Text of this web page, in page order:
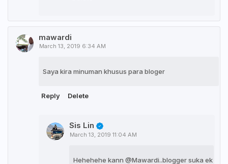
mawardi
March 13, 2019 6:34 AM
Saya kira minuman khusus para bloger
Reply Delete
Sis Lin
March 13, 2019 11:04 AM
Hehehehe kann @Mawardi..blogger suka ek